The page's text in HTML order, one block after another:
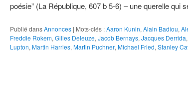
poésie” (La République, 607 b 5-6) – une querelle qui
Publié dansAnnonces | Mots-clés :Aaron Kunin, Alain Badiou,
Freddie Rokem, Gilles Deleuze, Jacob Bernays, Jacques Derrida,
Lupton, Martin Harries, Martin Puchner, Michael Fried, Stanley